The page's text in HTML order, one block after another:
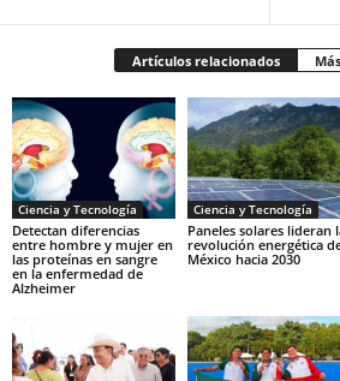
Artículos relacionados
Ciencia y Tecnología
Detectan diferencias
entre hombre y mujer en
las proteínas en sangre
en la enfermedad de
Alzheimer
Ciencia y Tecnología
Paneles solares lideran
revolución energética
México hacia 2030